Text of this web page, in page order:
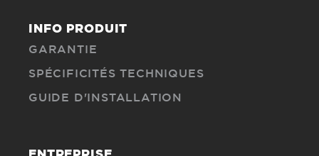
INFO PRODUIT
GARANTIE
SPÉCIFICITÉS TECHNIQUES
GUIDE D'INSTALLATION